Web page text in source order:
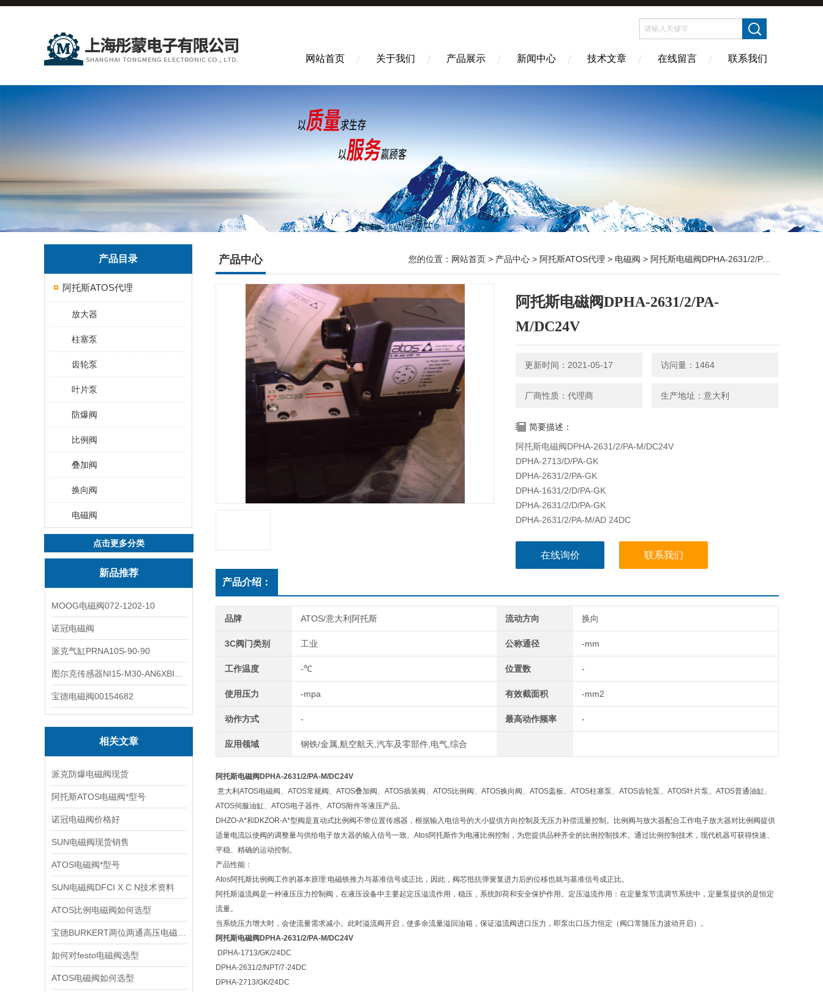
网站首页 关于我们 产品展示 新闻中心 技术文章 在线留言 联系我们
产品目录
阿托斯ATOS代理
放大器
柱塞泵
齿轮泵
叶片泵
防爆阀
比例阀
叠加阀
换向阀
电磁阀
点击更多分类
新品推荐
MOOG电磁阀072-1202-10
诺冠电磁阀
派克气缸PRNA10S-90-90
宝德电磁阀00154682
相关文章
派克防爆电磁阀现货
阿托斯ATOS电磁阀*型号
诺冠电磁阀价格好
SUN电磁阀现货销售
ATOS电磁阀*型号
SUN电磁阀DFCI X C N技术资料
ATOS比例电磁阀如何选型
如何对festo电磁阀选型
ATOS电磁阀如何选型
产品中心 您的位置： 网站首页 > 产品中心 > 阿托斯ATOS代理 > 电磁阀 > 阿托斯电磁阀DPHA-2631/2/PA-M/DC24V
阿托斯电磁阀DPHA-2631/2/PA-
M/DC24V
更新时间：2021-05-17 访问量：1464
厂商性质：代理商 生产地址：意大利
简要描述：
阿托斯电磁阀DPHA-2631/2/PA-M/DC24V
DPHA-2713/D/PA-GK
DPHA-2631/2/PA-GK
DPHA-1631/2/D/PA-GK
DPHA-2631/2/D/PA-GK
DPHA-2631/2/PA-M/AD 24DC
DPHA-1711/GK/24DC
在线询价 联系我们
产品介绍：
品牌 ATOS/意大利阿托斯 流动方向 换向
3C阀门类别 工业 公称通径 -mm
工作温度 -℃ 位置数 -
使用压力 -mpa 有效截面积 -mm2
动作方式 - 最高动作频率 -
应用领域 钢铁/金属,航空航天,汽车及零部件,电气,综合
阿托斯电磁阀DPHA-2631/2/PA-M/DC24V
意大利ATOS电磁阀、ATOS常规阀、ATOS叠加阀、ATOS插装阀、ATOS比例阀、ATOS换向阀、ATOS盖板、ATOS柱塞泵、ATOS齿轮泵、ATOS叶片泵、ATOS普通油缸、
ATOS伺服油缸、ATOS电子器件、ATOS附件等液压产品。
DHZO-A*和DKZOR-A*型阀是直动式比例阀不带位置传感器，根据输入电信号的大小提供方向控制及无压力补偿流量控制。比例阀与放大器配合工作电子放大器对比例阀提供
适量电流以使阀的调整量与供给电子放大器的输入信号一致。Atos阿托斯作为电液比例控制，为您提供品种齐全的比例控制技术。通过比例控制技术，现代机器可获得快速、
平稳、精确的运动控制。
产品性能：
Atos阿托斯比例阀工作的基本原理:电磁铁推力与基准信号成正比，因此，阀芯抵抗弹簧复进力后的位移也就与基准信号成正比。
阿托斯溢流阀是一种液压压力控制阀，在液压设备中主要起定压溢流作用，稳压，系统卸荷和安全保护作用。定压溢流作用：在定量泵节流调节系统中，定量泵提供的是恒定
流量。
当系统压力增大时，会使流量需求减小。此时溢流阀开启，使多余流量溢回油箱，保证溢流阀进口压力，即泵出口压力恒定（阀口常随压力波动开启）。
阿托斯电磁阀DPHA-2631/2/PA-M/DC24V
DPHA-1713/GK/24DC
DPHA-2631/2/NPT/7-24DC
DPHA-2713/GK/24DC